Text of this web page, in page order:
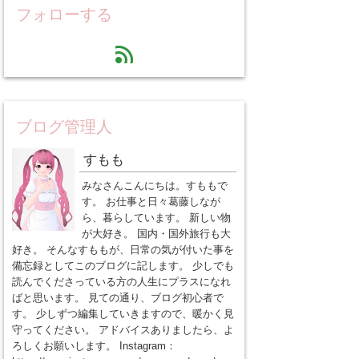
フォローする
feed
ブログ管理人
すもも
みなさんこんにちは。すももで
す。 お仕事と日々葛藤しなが
ら、暮らしています。 新しい物
が大好き。 国内・国外旅行も大
好き。 そんなすももが、日常の気が付いた事を
備忘録としてこのブログに記します。 少しでも
読んでくださっている方の人生にプラスになれ
ばと思います。 見ての通り、ブログ初心者で
す。 少しずつ編集していきますので、暖かく見
守ってください。 アドバイスありましたら、よ
ろしくお願いします。 Instagram：